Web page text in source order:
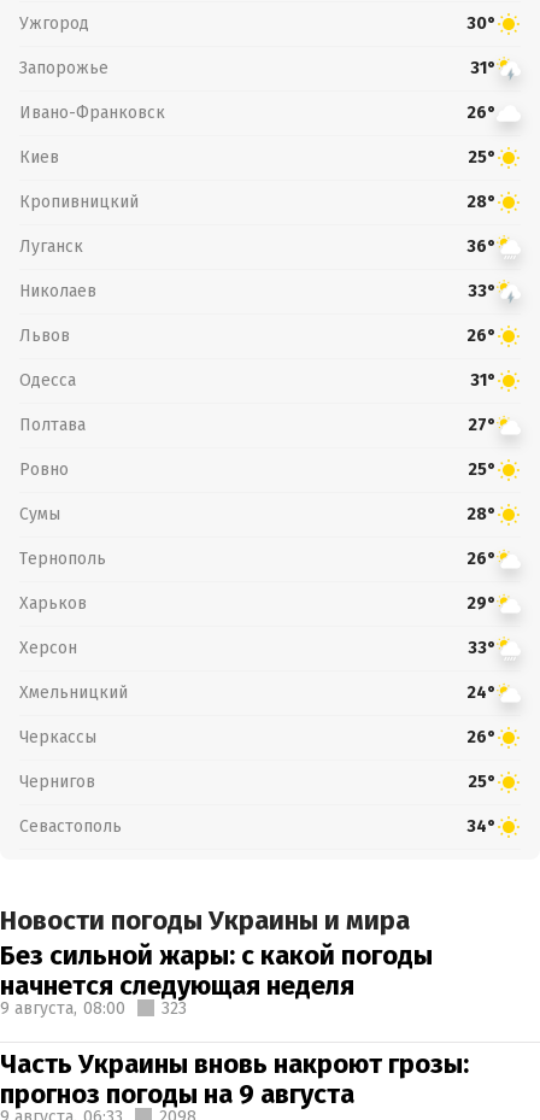
Ужгород 30°
Запорожье 31°
Ивано-Франковск 26°
Киев 25°
Кропивницкий 28°
Луганск 36°
Николаев 33°
Львов 26°
Одесса 31°
Полтава 27°
Ровно 25°
Сумы 28°
Тернополь 26°
Харьков 29°
Херсон 33°
Хмельницкий 24°
Черкассы 26°
Чернигов 25°
Севастополь 34°
Новости погоды Украины и мира
Без сильной жары: с какой погоды
начнется следующая неделя
9 августа, 08:00 323
Часть Украины вновь накроют грозы:
прогноз погоды на 9 августа